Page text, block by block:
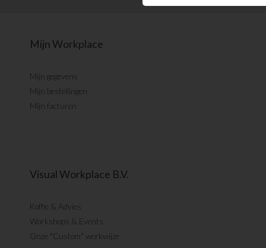
Mijn Workplace
Mijn gegevens
Mijn bestellingen
Mijn facturen
Visual Workplace B.V.
Koffie & Advies
Workshops & Events
Onze "Custom" werkwijze